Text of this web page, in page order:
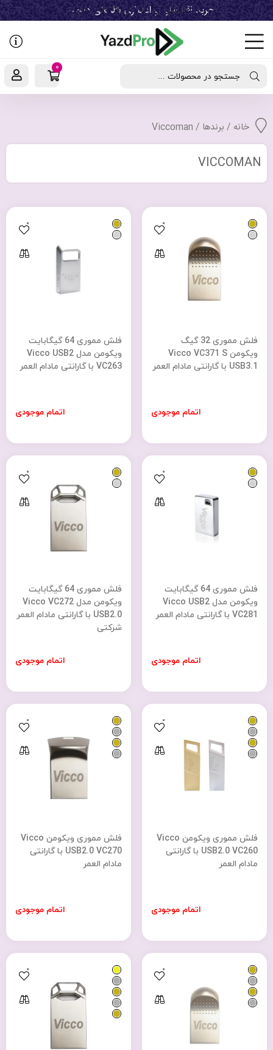
جستجو در محصولات ...
0
خانه / برندها / Viccoman
VICCOMAN
فلش مموری 32 گیگ
ویکومن Vicco VC371 S
USB3.1 با گارانتی مادام العمر
اتمام موجودی
0
فلش مموری 64 گیگابایت
ویکومن مدل Vicco USB2
VC263 با گارانتی مادام العمر
اتمام موجودی
0
فلش مموری 64 گیگابایت
ویکومن مدل Vicco USB2
VC281 با گارانتی مادام العمر
اتمام موجودی
0
فلش مموری 64 گیگابایت
ویکومن مدل Vicco VC272
USB2.0 با گارانتی مادام العمر
شرکتی
اتمام موجودی
0
فلش مموری ویکومن Vicco
USB2.0 VC260 با گارانتی
مادام العمر
اتمام موجودی
0
فلش مموری ویکومن Vicco
USB2.0 VC270 با گارانتی
مادام العمر
اتمام موجودی
0
0
0